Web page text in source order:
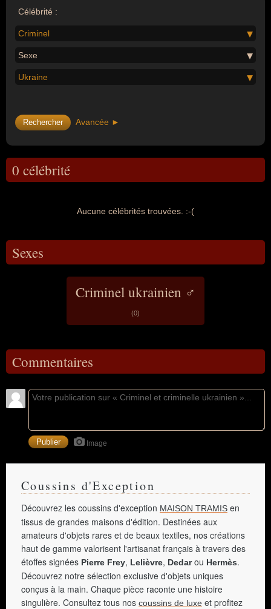
Célébrité :
Criminel
Sexe
Ukraine
Avancée ►
0 célébrité
Aucune célébrités trouvées. :-(
Sexes
Criminel ukrainien ♂
(0)
Commentaires
Image
Coussins d'Exception
Découvrez les coussins d'exception MAISON TRAMIS en
tissus de grandes maisons d'édition. Destinées aux
amateurs d'objets rares et de beaux textiles, nos créations
haut de gamme valorisent l'artisanat français à travers des
étoffes signées Pierre Frey, Lelièvre, Dedarou Hermès.
Découvrez notre sélection exclusive d'objets uniques
conçus à la main. Chaque pièce raconte une histoire
singulière. Consultez tous nos coussins de luxe et profitez